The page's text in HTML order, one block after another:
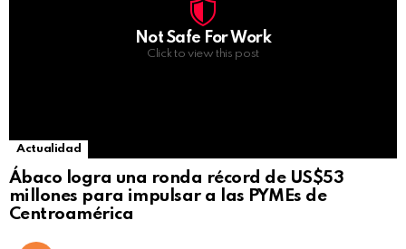
Not Safe For Work
Click to view this post
Actualidad
Ábaco logra una ronda récord de US$53
millones para impulsar a las PYMEs de
Centroamérica